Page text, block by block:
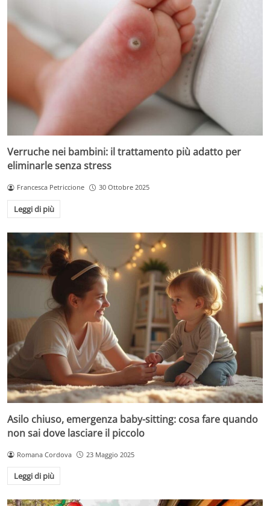
Verruche nei bambini: il trattamento più adatto per
eliminarle senza stress
Francesca Petriccione 30 Ottobre 2025
Leggi di più
Asilo chiuso, emergenza baby-sitting: cosa fare quando
non sai dove lasciare il piccolo
Romana Cordova 23 Maggio 2025
Leggi di più